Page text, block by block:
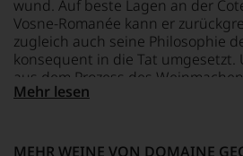
uns
nicht
mehr.
Wir
haben
festgestellt,
eine
am
Boston‘s
Berklee
College
of
Music
wund. Auf beste Lagen an der
Vosne-Romanée kann er
zugleich auch seine Philosophie
konsequent in die Tat umgesetzt.
aus dem Prozess des
zurückzuziehen und nur dort
verfügt er. Keine Frage, man
Mehr lesen
MEHR WEINE VON DOMAINE